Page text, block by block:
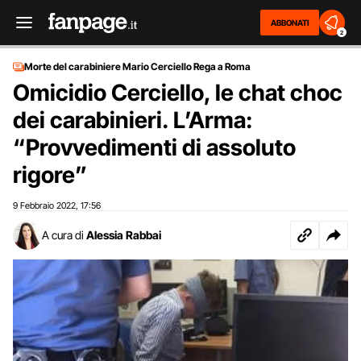
ABBONATI
2
Morte del carabiniere Mario Cerciello Rega a Roma
Omicidio Cerciello, le chat choc
dei carabinieri. L’Arma:
“Provvedimenti di assoluto
rigore”
9 Febbraio 2022 17:56
A cura di Alessia Rabbai